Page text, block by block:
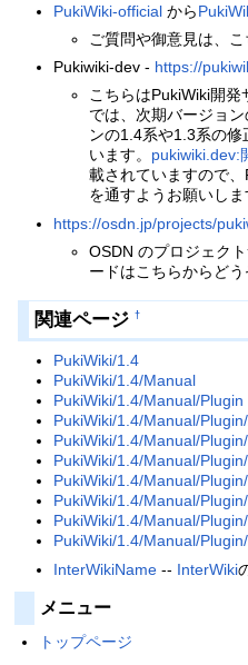
PukiWiki-official から
ご質問や御意見は、
Pukiwiki-dev - https://
こちらはPukiWiki開発
では、次期バージョ
ンの1.4系や1.3系の
います。 pukiwiki.dev:
載されていますので
を通すようお願いしま
https://osdn.jp/projects/
OSDN のプロジェク
ードはこちらからどう
関連ページ †
PukiWiki/1.4
PukiWiki/1.4/Manual
PukiWiki/1.4/Manual/Plugin
PukiWiki/1.4/Manual/
PukiWiki/1.4/Manual/
PukiWiki/1.4/Manual/
PukiWiki/1.4/Manual/
PukiWiki/1.4/Manual/
PukiWiki/1.4/Manual/
PukiWiki/1.4/Manual/
InterWikiName -- InterWiki
メニュー
トップページ